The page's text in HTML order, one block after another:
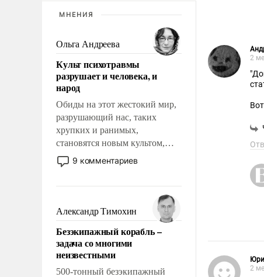
МНЕНИЯ
Ольга Андреева
Культ психотравмы
разрушает и человека, и
народ
Обиды на этот жестокий мир,
разрушающий нас, таких
хрупких и ранимых,
становятся новым культом,
постепенно вытесняя и
отменяя традиционное
мужественным и твердым под
ударами судьбы, брать на себя
ответственность, помогать
слабым, идти вперед и
адаптироваться.
9 комментариев
Александр Тимохин
Безэкипажный корабль –
задача со многими
неизвестными
500-тонный безэкипажный
2
2